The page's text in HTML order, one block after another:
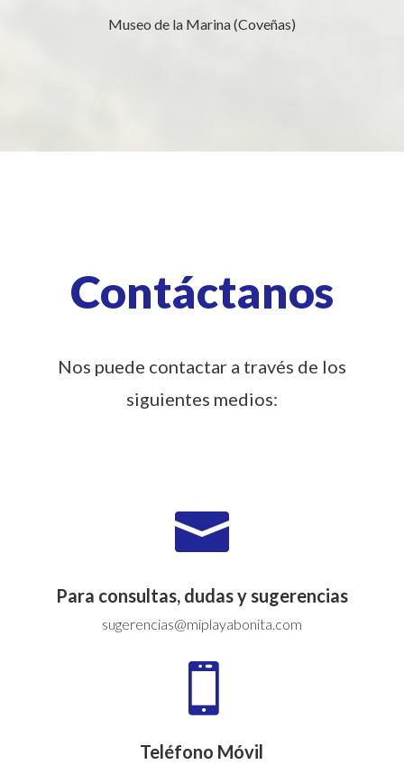
Museo de la Marina (Coveñas)
Contáctanos
Nos puede contactar a través de los
siguientes medios:

Para consultas, dudas y sugerencias
sugerencias@miplayabonita.com

Teléfono Móvil